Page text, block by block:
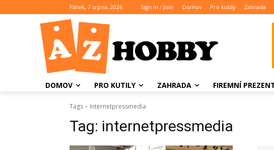
Pátek, 7 srpna, 2026 Sign in / Join Domov Pro kutily Zahrada
DOMOV PRO KUTILY ZAHRADA FIREMNÍ
Tags Internetpressmedia
Tag: internetpressmedia